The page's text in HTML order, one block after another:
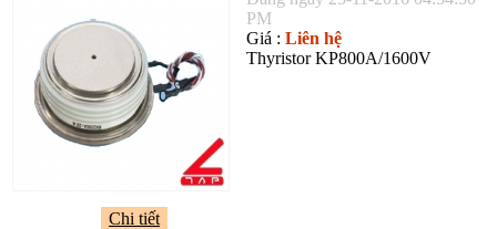
PM
Giá : Liên hệ
Thyristor KP800A/1600V
Chi tiết